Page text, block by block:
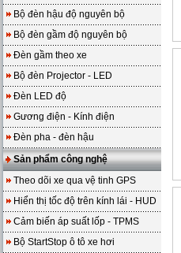
Bộ đèn hậu độ nguyên bộ
Bộ đèn gầm độ nguyên bộ
Đèn gầm theo xe
Bộ đèn Projector - LED
Đèn LED độ
Gương điện - Kính điện
Đèn pha - đèn hậu
Sản phẩm công nghệ
Theo dõi xe qua vệ tinh GPS
Hiển thị tốc độ trên kính lái - HUD
Cảm biến áp suất lốp - TPMS
Bộ StartStop ô tô xe hơi